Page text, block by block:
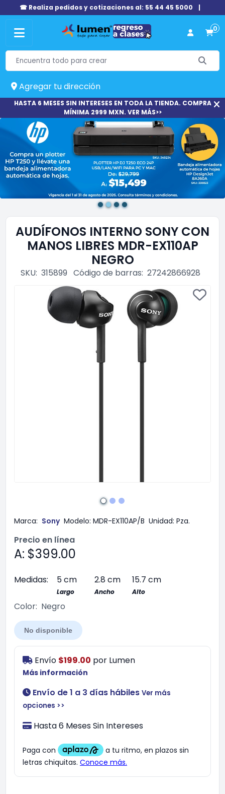
☎ Realiza pedidos y cotizaciones al: 55 44 45 5000 |
0
Agregar tu dirección
HASTA 6 MESES SIN INTERESES EN TODA LA TIENDA. COMPRA
MÍNIMA 2999 MXN. VER MÁS>>
AUDÍFONOS INTERNO SONY CON
MANOS LIBRES MDR-EX110AP
NEGRO
SKU: 315899 Código de barras: 27242866928
Marca: Sony Modelo: MDR-EX110AP/B Unidad: Pza.
Precio en línea
A: $399.00
Medidas: 5 cm 2.8 cm 15.7 cm
Largo Ancho Alto
Color: Negro
No disponible
Envío $199.00 por Lumen
Más información
Envío de 1 a 3 días hábiles Ver más
opciones >>
Hasta 6 Meses Sin Intereses